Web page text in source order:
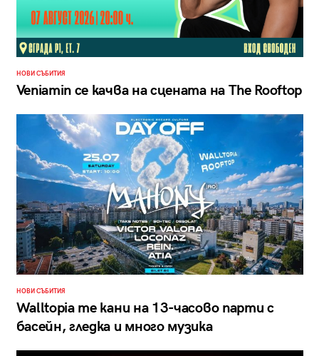
НОВИ СЪБИТИЯ
Veniamin се качва на сцената на The Rooftop
НОВИ СЪБИТИЯ
Walltopia те кани на 13-часово парти с
басейн, гледка и много музика